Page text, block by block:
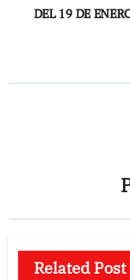
DEL 19 DE
Related Post